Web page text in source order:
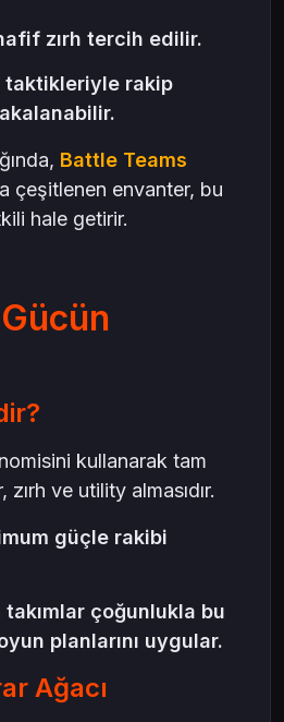
zırh tercih edilir.
taktikleriyle rakip
Battle Teams
çeşitlenen envanter, bu
hale getirir.
kullanarak tam
zırh ve utility almasıdır.
güçle rakibi
çoğunlukla bu
planlarını uygular.
Ağacı